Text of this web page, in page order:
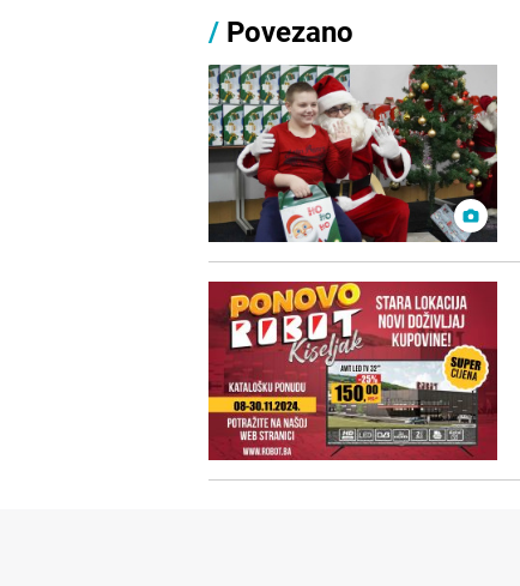
/ Povezano